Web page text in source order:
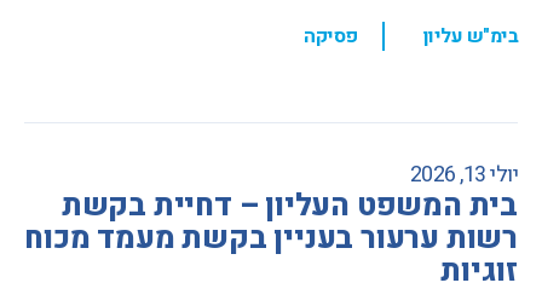
בימ"ש עליון , פסיקה
יולי 13, 2026
בית המשפט העליון – דחיית בקשת
רשות ערעור בעניין בקשת מעמד מכוח
זוגיות